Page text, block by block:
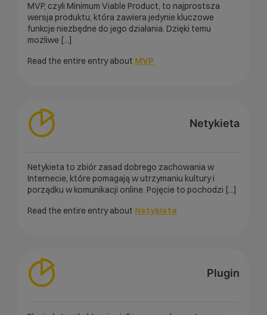
MVP, czyli Minimum Viable Product, to najprostsza
wersja produktu, która zawiera jedynie kluczowe
funkcje niezbędne do jego działania. Dzięki temu
możliwe [...]
Read the entire entry about MVP
Netykieta
Netykieta to zbiór zasad dobrego zachowania w
Internecie, które pomagają w utrzymaniu kultury i
porządku w komunikacji online. Pojęcie to pochodzi [...]
Read the entire entry about Netykieta
Plugin